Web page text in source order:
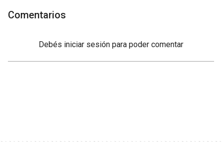
Comentarios
Debés iniciar sesión para poder comentar